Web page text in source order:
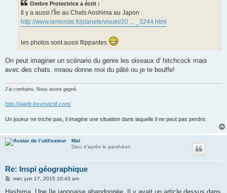
Ombre Protectrice a écrit :
Il y a aussi l'Île au Chats Aoshima au Japon :
http://www.lemonde.fr/planete/visuel/20 ... _3244.html
les photos sont aussi flippantes
On peut imaginer un scénario du genre les oiseaux d' hitchcock mais
avec des chats. mraou donne moi du pâté ou je te bouffe!
J'ai combattu, Nous avons gagné.
http://ajajdr.forumactif.com/
Un joueur ne triche pas, il imagine une situation dans laquelle il ne peut pas perdre.
Mat
Dieu d'après le panthéon
Re: Inspi géographique
M
s
mer. juin 17, 2015 10:43 am